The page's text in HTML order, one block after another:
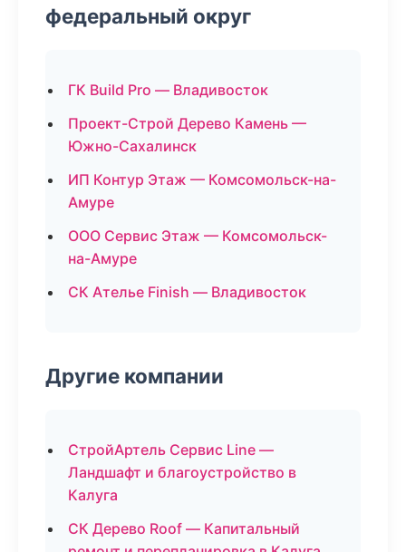
федеральный округ
ГК Build Pro — Владивосток
Проект-Строй Дерево Камень —
Южно-Сахалинск
ИП Контур Этаж — Комсомольск-на-
Амуре
ООО Сервис Этаж — Комсомольск-
на-Амуре
СК Ателье Finish — Владивосток
Другие компании
СтройАртель Сервис Line —
Ландшафт и благоустройство в
Калуга
СК Дерево Roof — Капитальный